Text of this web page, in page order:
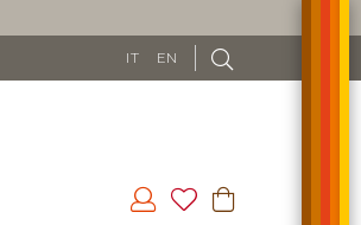
IT EN